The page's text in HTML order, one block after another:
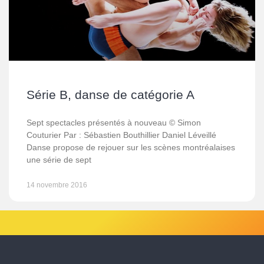
Série B, danse de catégorie A
Sept spectacles présentés à nouveau © Simon
Couturier Par : Sébastien Bouthillier Daniel Léveillé
Danse propose de rejouer sur les scènes montréalaises
une série de sept
14 novembre 2016